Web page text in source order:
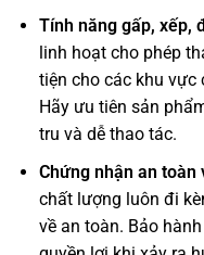
Tính năng gấp, xếp,
linh hoạt cho phép
tiện cho các khu vực
Hãy ưu tiên sản
tru và dễ thao tác.
Chứng nhận an toàn
chất lượng luôn đi
về an toàn. Bảo